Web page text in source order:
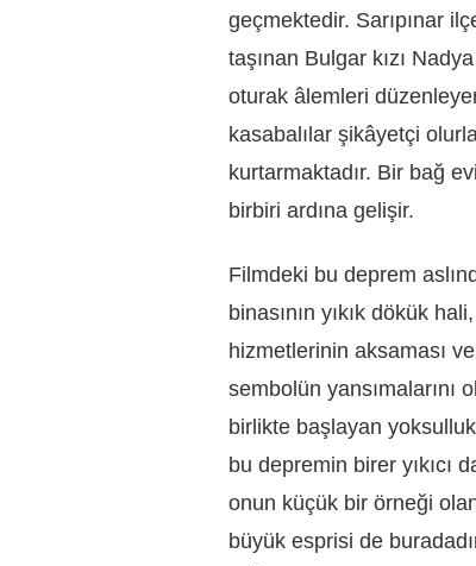
geçmektedir. Sarıpınar
taşınan Bulgar kızı
oturak âlemleri
kasabalılar şikâyetçi
kurtarmaktadır. Bir bağ
birbiri ardına gelişir.
Filmdeki bu deprem
binasının yıkık dökük
hizmetlerinin aksaması
sembolün yansımalarını
birlikte başlayan
bu depremin birer yıkıcı
onun küçük bir örneği
büyük esprisi de